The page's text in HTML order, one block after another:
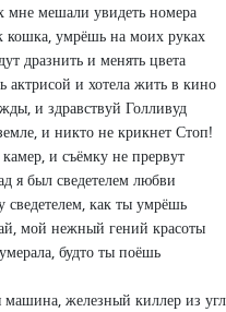
мне мешали увидеть номера
кошка, умрёшь на моих руках
дразнить и менять цвета
актрисой и хотела жить в кино
и здравствуй Голливуд
и никто не крикнет Стоп!
и съёмку не прервут
я был сведетелем любви
сведетелем, как ты умрёшь
мой нежный гений красоты
будто ты поёшь
машина, железный киллер из